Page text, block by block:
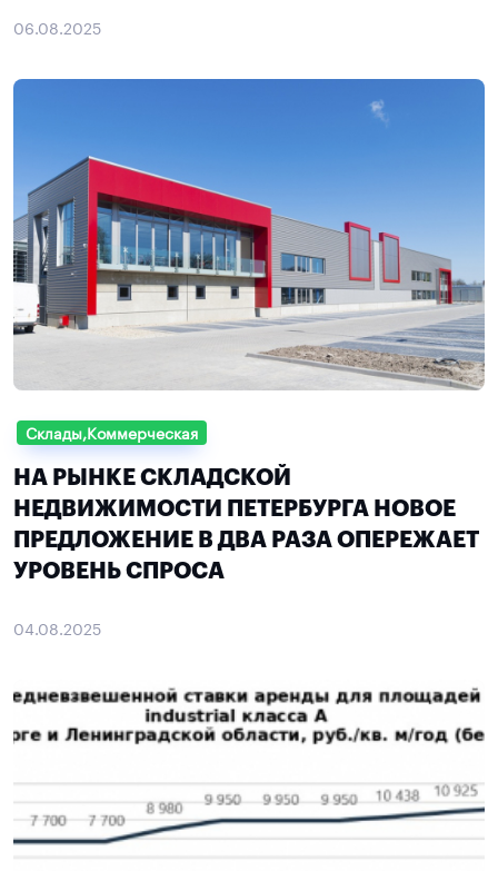
06.08.2025
Склады,Коммерческая
НА РЫНКЕ СКЛАДСКОЙ
НЕДВИЖИМОСТИ ПЕТЕРБУРГА НОВОЕ
ПРЕДЛОЖЕНИЕ В ДВА РАЗА ОПЕРЕЖАЕТ
УРОВЕНЬ СПРОСА
04.08.2025